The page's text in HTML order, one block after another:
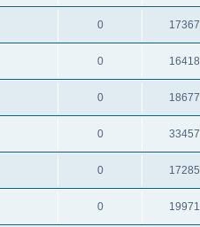
0 17367
0 16418
0 18677
0 33457
0 17285
0 19971